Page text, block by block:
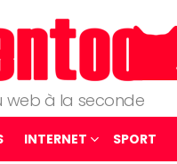
web à la seconde
INTERNET SPORT